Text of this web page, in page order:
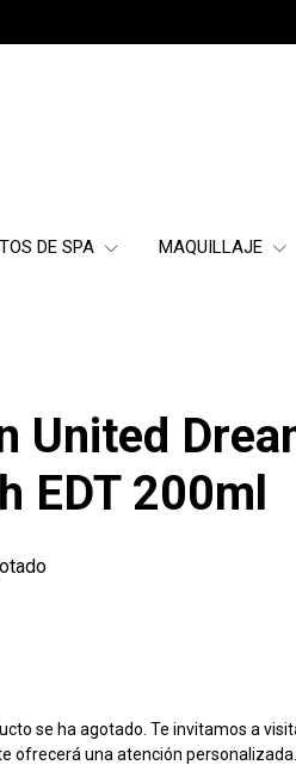
DE SPA MAQUILLAJE
United
EDT 200ml
se ha agotado. Te invitamos a
ofrecerá una atención personalizada..